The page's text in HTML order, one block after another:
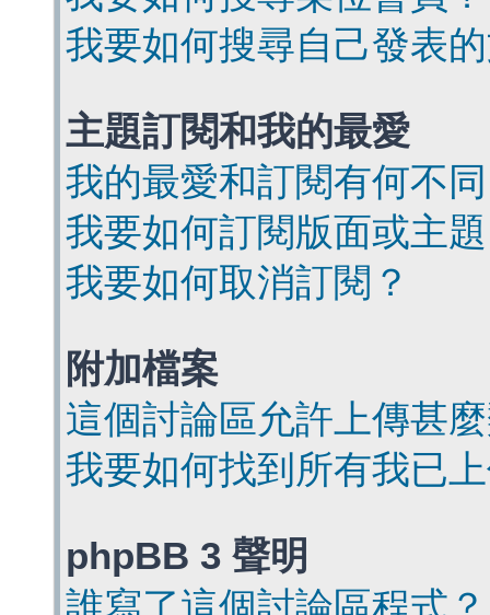
我要如何搜尋自己發表
主題訂閱和我的最愛
我的最愛和訂閱有何不
我要如何訂閱版面或主
我要如何取消訂閱？
附加檔案
這個討論區允許上傳甚
我要如何找到所有我已
phpBB 3 聲明
誰寫了這個討論區程式？